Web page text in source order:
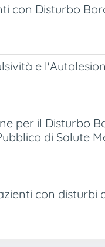
con Disturbo
e
per il Disturbo
di Salute
con disturbi